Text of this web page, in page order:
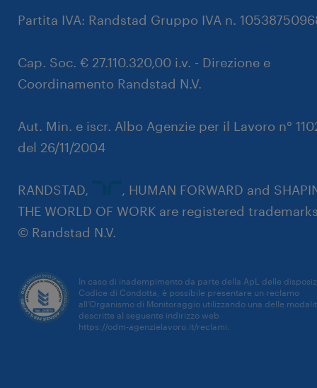
Partita IVA: Randstad Gruppo IVA n.
Cap. Soc. € 27.110.320,00 i.v. - Direzione e
Coordinamento Randstad N.V.
Aut. Min. e iscr. Albo Agenzie per il Lavoro n°
del 26/11/2004
RANDSTAD,
, HUMAN FORWARD and
THE WORLD OF WORK are registered
© Randstad N.V.
In caso di inadempimento da parte della ApL delle
Codice di Condotta, è possibile presentare un reclamo
all’Organismo di Monitoraggio utilizzando una delle
descritte al seguente indirizzo web
https://odm-agenzielavoro.it/reclami